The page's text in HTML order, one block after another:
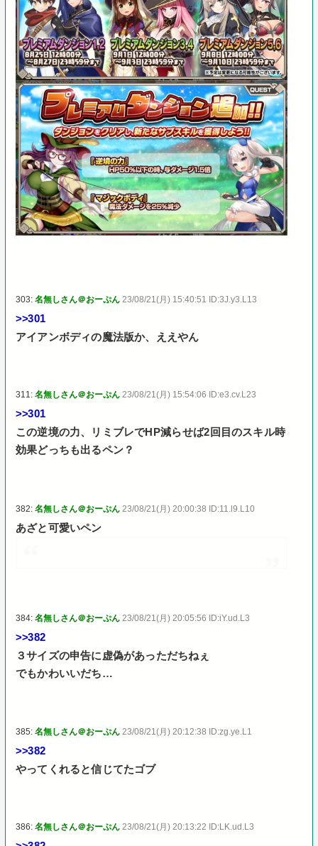
303:名無しさん＠おーぷん 23/08/21(月) 15:40:51 ID:3J.y3.L13
>>301
アイアンボディの魔法版か、ええやん
311:名無しさん＠おーぷん 23/08/21(月) 15:54:06 ID:e3.cv.L23
>>301
この逆境の力、リミブレでHP減らせば2回目のスキル時
効果どっちも出るペン？
382:名無しさん＠おーぷん 23/08/21(月) 20:00:38 ID:11.l9.L10
あざと可愛いペン
384:名無しさん＠おーぷん 23/08/21(月) 20:05:56 ID:iY.ud.L3
>>382
３サイズの申告に虚偽があっただちねぇ
でもかわいいだち…
385:名無しさん＠おーぷん 23/08/21(月) 20:12:38 ID:zg.ye.L1
>>382
やってくれると信じてたゴブ
386:名無しさん＠おーぷん 23/08/21(月) 20:13:22 ID:LK.ud.L3